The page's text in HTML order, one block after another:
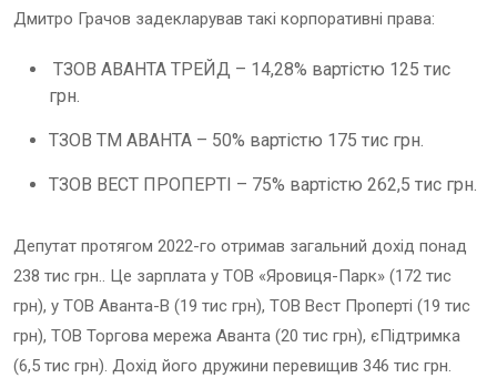
Дмитро Грачов задекларував такі корпоративні права:
ТЗОВ АВАНТА ТРЕЙД – 14,28% вартістю 125 тис
грн.
ТЗОВ ТМ АВАНТА – 50% вартістю 175 тис грн.
ТЗОВ ВЕСТ ПРОПЕРТІ – 75% вартістю 262,5 тис грн.
Депутат протягом 2022-го отримав загальний дохід понад
238 тис грн.. Це зарплата у ТОВ «Яровиця-Парк» (172 тис
грн), у ТОВ Аванта-В (19 тис грн), ТОВ Вест Проперті (19 тис
грн), ТОВ Торгова мережа Аванта (20 тис грн), єПідтримка
(6,5 тис грн). Дохід його дружини перевищив 346 тис грн.